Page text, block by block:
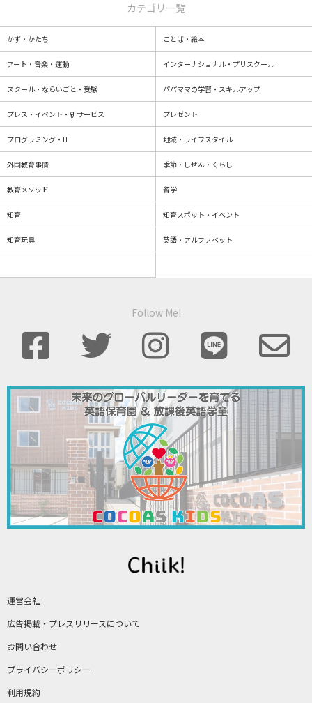
運営会社
広告掲載・プレスリリースについて
お問い合わせ
プライバシーポリシー
利用規約
カテゴリ一覧
かず・かたち ことば・絵本
アート・音楽・運動 インターナショナル・プリスクール
スクール・ならいごと・受験 パパママの学習・スキルアップ
プレス・イベント・新サービス プレゼント
プログラミング・IT 地域・ライフスタイル
外国教育事情 季節・しぜん・くらし
教育メソッド 留学
知育 知育スポット・イベント
知育玩具 英語・アルファベット
Follow Me!